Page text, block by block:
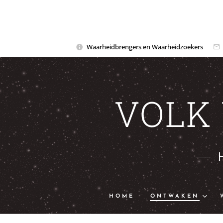
Waarheidbrengers en Waarheidzoekers
VOLK
HOME ONTWAKEN